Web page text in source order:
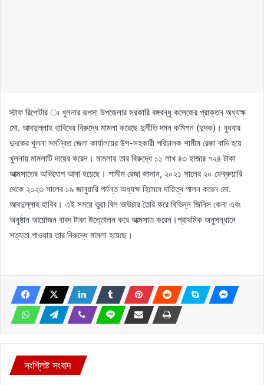
স্টাফ রিপোর্টার ঃ খুলনার রূপসা উপজেলার সরকারি বঙ্গবন্ধু কলেজের প্রাক্তন অধ্যক্ষ
মো. আবদুল্লাহ হাবিবের বিরুদ্ধে মামলা করেছে দুর্নীতি দমন কমিশন (দুদক)। বুধবার
দুদকের খুলনা সমন্বিত জেলা কার্যালয়ের উপ-সহকারী পরিচালক শামীম রেজা বাদি হয়ে
খুলনায় মামলাটি দায়ের করেন। মামলায় তার বিরুদ্ধে ১১ লাখ ৪৩ হাজার ৭২৪ টাকা
আত্মসাতের অভিযোগ আনা হয়েছে। শামীম রেজা জানান, ২০২১ সালের ২০ ফেব্রুয়ারি
থেকে ২০২৩ সালের ১৯ জানুয়ারি পর্যন্ত অধ্যক্ষ হিসেবে দায়িত্ব পালন করেন মো.
আবদুল্লাহ হাবিব। এই সময়ে ভুয়া বিল ভাউচার তৈরি করে বিভিন্ন জিনিস কেনা এবং
অনুষ্ঠান আয়োজন বাবদ টাকা উত্তোলন করে আত্মসাত করেন।প্রাথমিক অনুসন্ধানে
সত্যতা পাওয়ায় তার বিরুদ্ধে মামলা হয়েছে।
সংশ্লিষ্ট সংবাদ